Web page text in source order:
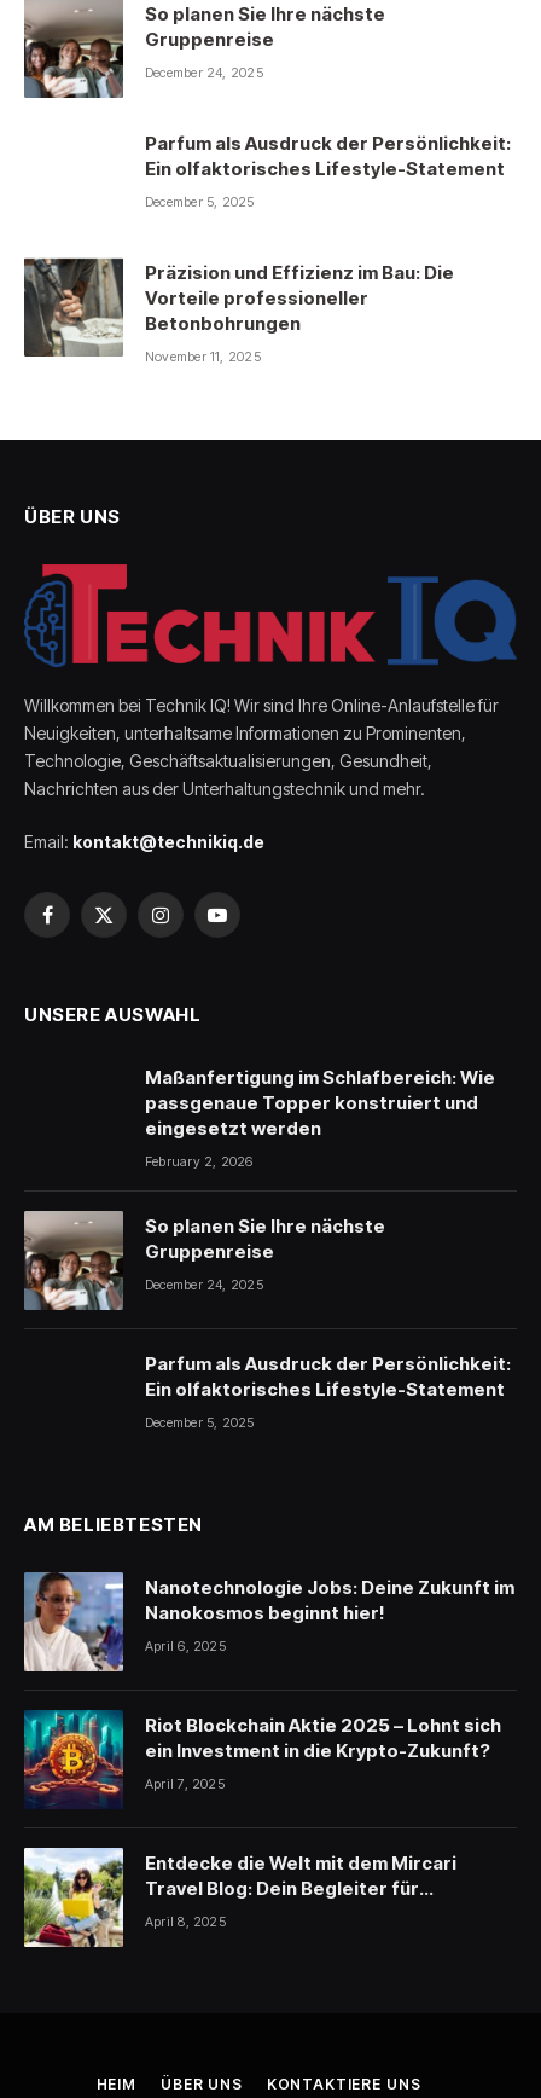
So planen Sie Ihre nächste
Gruppenreise
December 24, 2025
Parfum als Ausdruck der Persönlichkeit:
Ein olfaktorisches Lifestyle-Statement
December 5, 2025
Präzision und Effizienz im Bau: Die
Vorteile professioneller
Betonbohrungen
November 11, 2025
ÜBER UNS
Willkommen bei Technik IQ! Wir sind Ihre Online-Anlaufstelle für
Neuigkeiten, unterhaltsame Informationen zu Prominenten,
Technologie, Geschäftsaktualisierungen, Gesundheit,
Nachrichten aus der Unterhaltungstechnik und mehr.
Email: kontakt@technikiq.de
Facebook
X
InstagramYouTube
UNSERE AUSWAHL
Maßanfertigung im Schlafbereich: Wie
passgenaue Topper konstruiert und
eingesetzt werden
February 2, 2026
So planen Sie Ihre nächste
Gruppenreise
December 24, 2025
Parfum als Ausdruck der Persönlichkeit:
Ein olfaktorisches Lifestyle-Statement
December 5, 2025
AM BELIEBTESTEN
Nanotechnologie Jobs: Deine Zukunft im
Nanokosmos beginnt hier!
April 6, 2025
Riot Blockchain Aktie 2025 – Lohnt sich
ein Investment in die Krypto-Zukunft?
April 7, 2025
Entdecke die Welt mit dem Mircari
Travel Blog: Dein Begleiter für
unvergessliche Reisen
April 8, 2025
HEIM ÜBER UNS KONTAKTIERE UNS